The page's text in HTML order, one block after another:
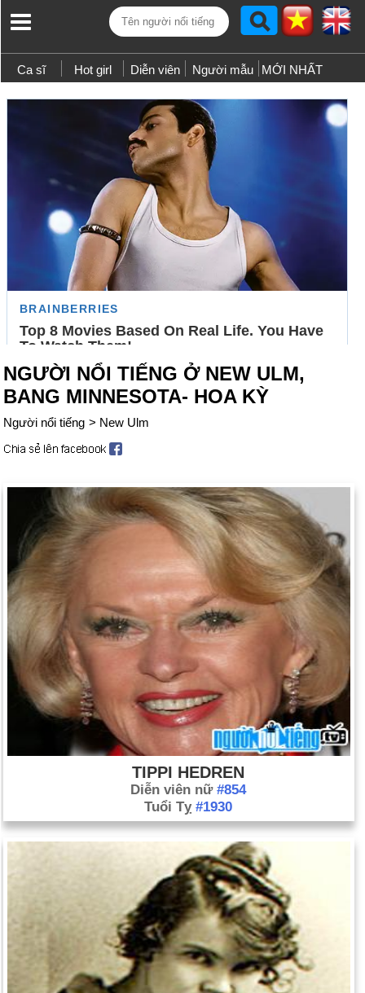
Ca sĩ Hot girl Diễn viên Người mẫu MỚI NHẤT
NGƯỜI NỔI TIẾNG Ở NEW ULM,
BANG MINNESOTA- HOA KỲ
Người nổi tiếng > New Ulm
TIPPI HEDREN
Diễn viên nữ #854
Tuổi Tỵ #1930